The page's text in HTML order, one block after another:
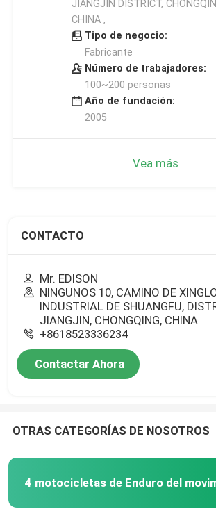
JIANGJIN DISTRICT,
CHINA ,
Tipo de negocio:
Fabricante
Número de trabajadores:
100~200 personas
Año de fundación:
2005
Vea más
CONTACTO
Mr. EDISON
NINGUNOS 10, CAMINO DE
INDUSTRIAL DE SHUANGFU,
JIANGJIN, CHONGQING, CHINA
+8618523336234
Contactar Ahora
OTRAS CATEGORÍAS DE NOSOTROS